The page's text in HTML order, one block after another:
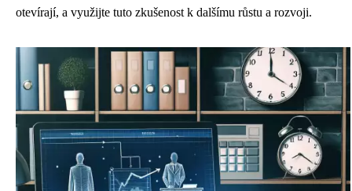
otevírají, a využijte tuto zkušenost k dalšímu růstu a rozvoji.